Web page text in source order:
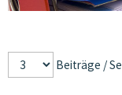
Beiträge /